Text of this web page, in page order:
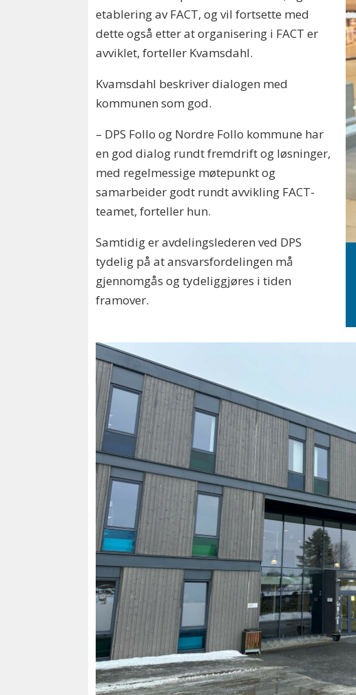
etablering av FACT, og vil fortsette med
dette også etter at organisering i FACT er
avviklet, forteller Kvamsdahl.
Kvamsdahl beskriver dialogen med
kommunen som god.
– DPS Follo og Nordre Follo kommune har
en god dialog rundt fremdrift og løsninger,
med regelmessige møtepunkt og
samarbeider godt rundt avvikling FACT-
teamet, forteller hun.
Samtidig er avdelingslederen ved DPS
tydelig på at ansvarsfordelingen må
gjennomgås og tydeliggjøres i tiden
framover.